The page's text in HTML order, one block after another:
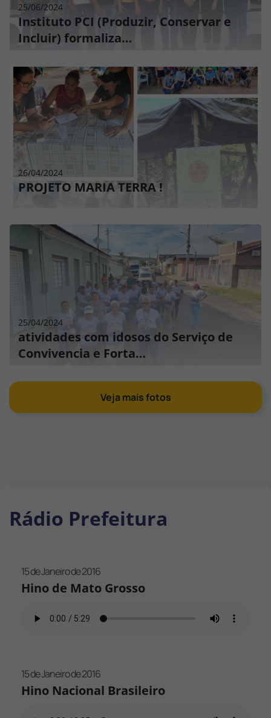
25/06/2024
Instituto PCI (Produzir, Conservar e
Incluir) formaliza…
26/04/2024
PROJETO MARIA TERRA !
25/04/2024
atividades com idosos do Serviço de
Convivencia e Forta…
Veja mais fotos
Rádio Prefeitura
15 de Janeiro de 2016
Hino de Mato Grosso
15 de Janeiro de 2016
Hino Nacional Brasileiro